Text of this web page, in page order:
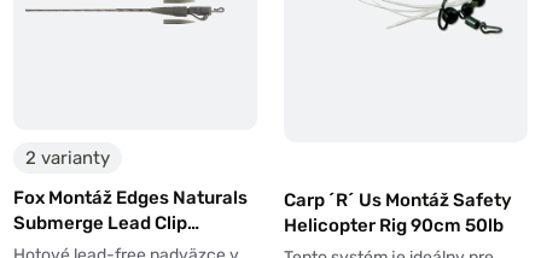
2 varianty
Fox Montáž Edges Naturals
Submerge Lead Clip
Leaders 3ks
Carp ´R´ Us Montáž Safety
Helicopter Rig 90cm 50lb